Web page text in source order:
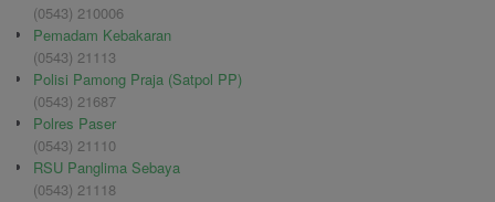
(0543) 210006
Pemadam Kebakaran
(0543) 21113
Polisi Pamong Praja (Satpol PP)
(0543) 21687
Polres Paser
(0543) 21110
RSU Panglima Sebaya
(0543) 21118